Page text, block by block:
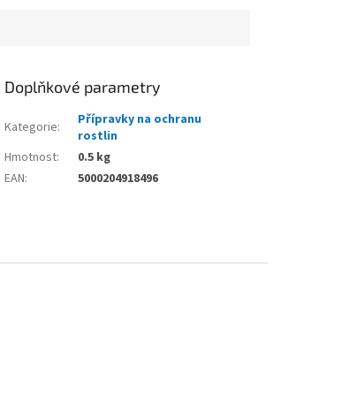
Doplňkové parametry
Kategorie:
Přípravky na ochranu
rostlin
Hmotnost:
0.5 kg
EAN: 5000204918496